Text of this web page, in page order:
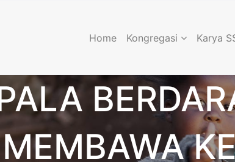
Home Kongregasi Karya
MEMBAWA